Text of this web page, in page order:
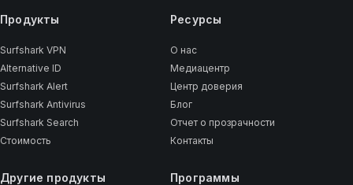
Продукты
Surfshark VPN
Alternative ID
Surfshark Alert
Surfshark Antivirus
Surfshark Search
Стоимость
Другие продукты
Ресурсы
О нас
Медиацентр
Центр доверия
Блог
Отчет о прозрачности
Контакты
Программы